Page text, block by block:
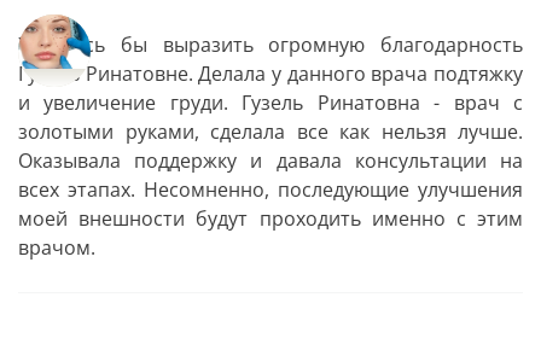
Хотелось бы выразить огромную благодарность
Гузель Ринатовне. Делала у данного врача подтяжку
и увеличение груди. Гузель Ринатовна - врач с
золотыми руками, сделала все как нельзя лучше.
Оказывала поддержку и давала консультации на
всех этапах. Несомненно, последующие улучшения
моей внешности будут проходить именно с этим
врачом.